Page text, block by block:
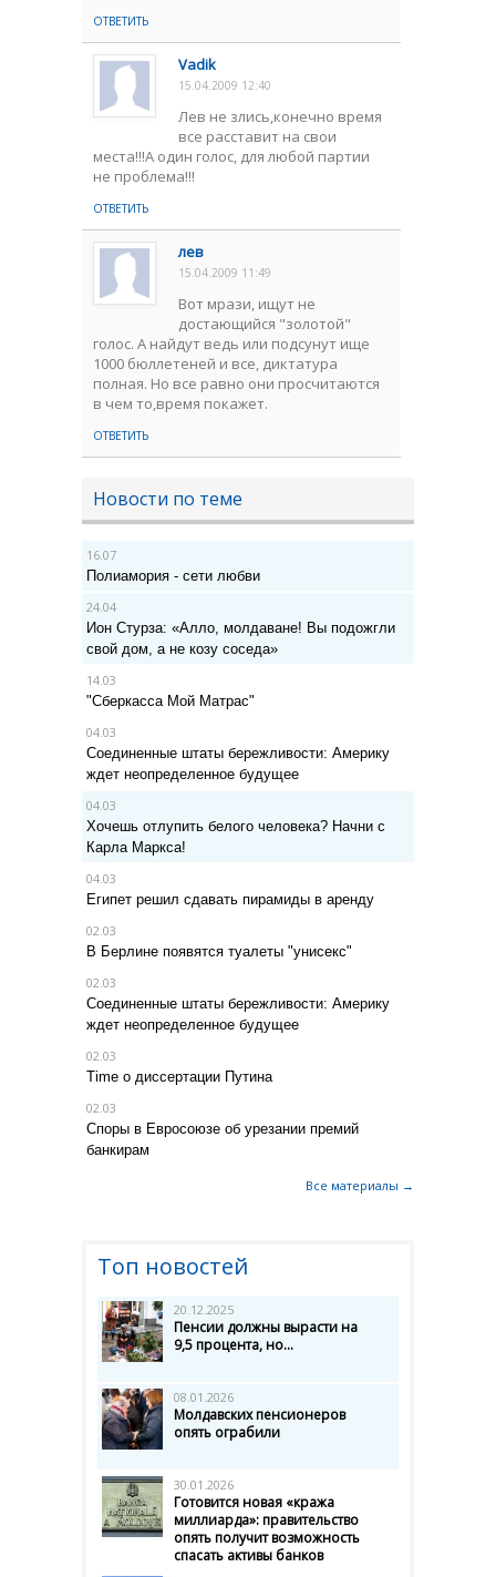
ОТВЕТИТЬ
Vadik
15.04.2009 12:40
Лев не злись,конечно время
все расставит на свои
места!!!А один голос, для любой партии
не проблема!!!
ОТВЕТИТЬ
лев
15.04.2009 11:49
Вот мрази, ищут не
достающийся "золотой"
голос. А найдут ведь или подсунут ище
1000 бюллетеней и все, диктатура
полная. Но все равно они просчитаются
в чем то,время покажет.
ОТВЕТИТЬ
Новости по теме
16.07
Полиамория - сети любви
24.04
Ион Стурза: «Алло, молдаване! Вы подожгли
свой дом, а не козу соседа»
14.03
"Сберкасса Мой Матрас"
04.03
Соединенные штаты бережливости: Америку
ждет неопределенное будущее
04.03
Хочешь отлупить белого человека? Начни с
Карла Маркса!
04.03
Египет решил сдавать пирамиды в аренду
02.03
В Берлине появятся туалеты "унисекс"
02.03
Соединенные штаты бережливости: Америку
ждет неопределенное будущее
02.03
Time о диссертации Путина
02.03
Споры в Евросоюзе об урезании премий
банкирам
Все материалы →
Топ новостей
20.12.2025
Пенсии должны вырасти на
9,5 процента, но...
08.01.2026
Молдавских пенсионеров
опять ограбили
30.01.2026
Готовится новая «кража
миллиарда»: правительство
опять получит возможность
спасать активы банков